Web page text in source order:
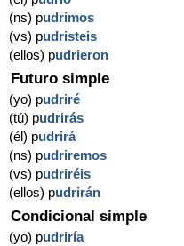
(ns) pudrimos
(vs) pudristeis
(ellos) pudrieron
Futuro simple
(yo) pudriré
(tú) pudrirás
(él) pudrirá
(ns) pudriremos
(vs) pudriréis
(ellos) pudrirán
Condicional simple
(yo) pudriría